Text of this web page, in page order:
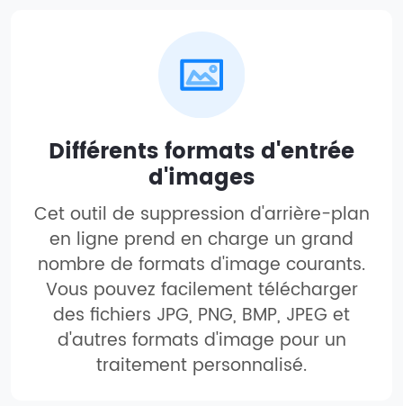
Différents formats d'entrée
d'images
Cet outil de suppression d'arrière-plan
en ligne prend en charge un grand
nombre de formats d'image courants.
Vous pouvez facilement télécharger
des fichiers JPG, PNG, BMP, JPEG et
d'autres formats d'image pour un
traitement personnalisé.